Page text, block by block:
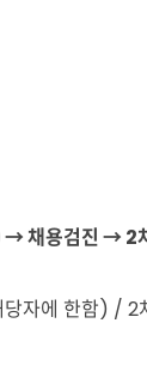
채용검진 → 2
에 한함) / 2